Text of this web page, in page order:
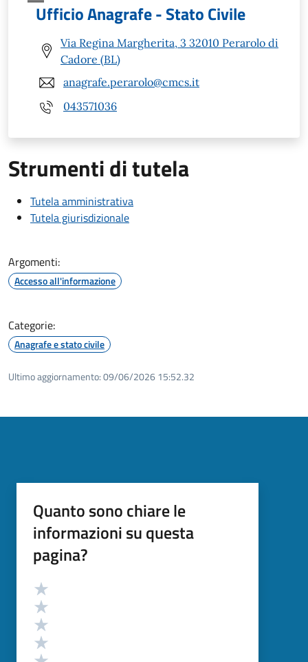
Ufficio Anagrafe - Stato Civile
Via Regina Margherita, 3 32010 Perarolo di
Cadore (BL)
anagrafe.perarolo@cmcs.it
043571036
Strumenti di tutela
Tutela amministrativa
Tutela giurisdizionale
Argomenti:
Accesso all'informazione
Categorie:
Anagrafe e stato civile
Ultimo aggiornamento:09/06/2026 15:52.32
Quanto sono chiare le
informazioni su questa
pagina?
Valutazione